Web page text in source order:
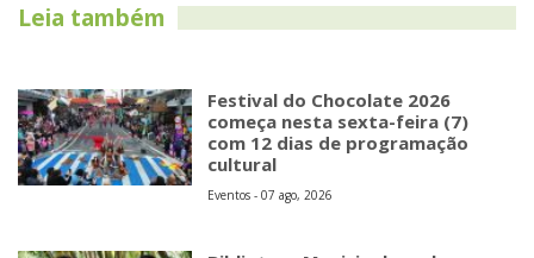
Leia também
Festival do Chocolate 2026
começa nesta sexta-feira (7)
com 12 dias de programação
cultural
Eventos - 07 ago, 2026